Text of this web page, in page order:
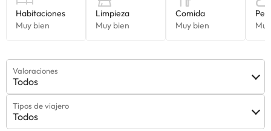
Valoraciones
Todos
Tipos de viajero
Todos